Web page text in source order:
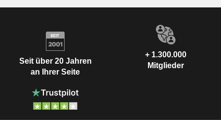
Seit über 20 Jahren
an Ihrer Seite
+ 1.300.000
Mitglieder